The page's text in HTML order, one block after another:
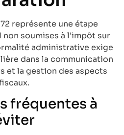
représente une étape
non soumises à l'impôt sur
administrative exige
dans la communication
et la gestion des aspects
fréquentes à